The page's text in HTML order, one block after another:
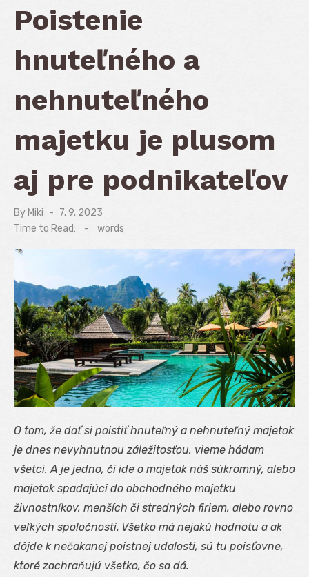
Poistenie
hnuteľného a
nehnuteľného
majetku je plusom
aj pre podnikateľov
By Miki
Posted
on
7. 9. 2023
Time to Read:
- words
O tom, že dať si poistiť hnuteľný a nehnuteľný majetok
je dnes nevyhnutnou záležitosťou, vieme hádam
všetci. A je jedno, či ide o majetok náš súkromný, alebo
majetok spadajúci do obchodného majetku
živnostníkov, menších či stredných firiem, alebo rovno
veľkých spoločností. Všetko má nejakú hodnotu a ak
dôjde k nečakanej poistnej udalosti, sú tu poisťovne,
ktoré zachraňujú všetko, čo sa dá.